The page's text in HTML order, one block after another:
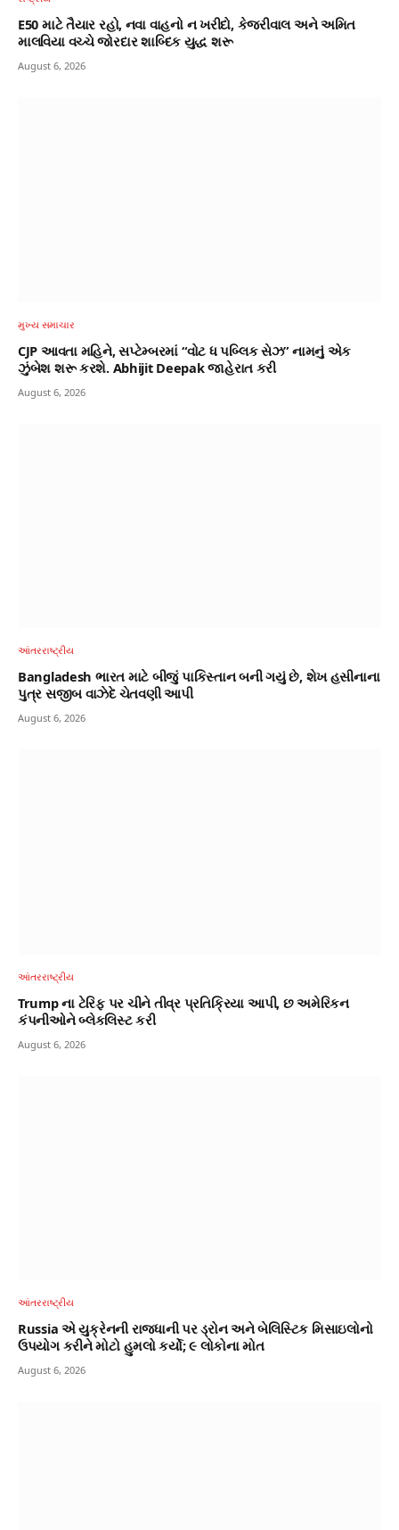
E50 માટે તૈયાર રહો, નવા વાહનો ન ખરીદો, કેજરીવાલ અને અમિત
માલવિયા વચ્ચે જોરદાર શાબ્દિક યુદ્ધ શરૂ
August 6, 2026
મુખ્ય સમાચાર
CJP આવતા મહિને, સપ્ટેમ્બરમાં “વોટ ધ પબ્લિક સેઝ” નામનું એક
ઝુંબેશ શરૂ કરશે. Abhijit Deepak જાહેરાત કરી
August 6, 2026
આંતરરાષ્ટ્રીય
Bangladesh ભારત માટે બીજું પાકિસ્તાન બની ગયું છે, શેખ હસીનાના
પુત્ર સજીબ વાઝેદે ચેતવણી આપી
August 6, 2026
આંતરરાષ્ટ્રીય
Trump ના ટેરિફ પર ચીને તીવ્ર પ્રતિક્રિયા આપી, છ અમેરિકન
કંપનીઓને બ્લેકલિસ્ટ કરી
August 6, 2026
આંતરરાષ્ટ્રીય
Russia એ યુક્રેનની રાજધાની પર ડ્રોન અને બેલિસ્ટિક મિસાઇલોનો
ઉપયોગ કરીને મોટો હુમલો કર્યો; ૯ લોકોના મોત
August 6, 2026